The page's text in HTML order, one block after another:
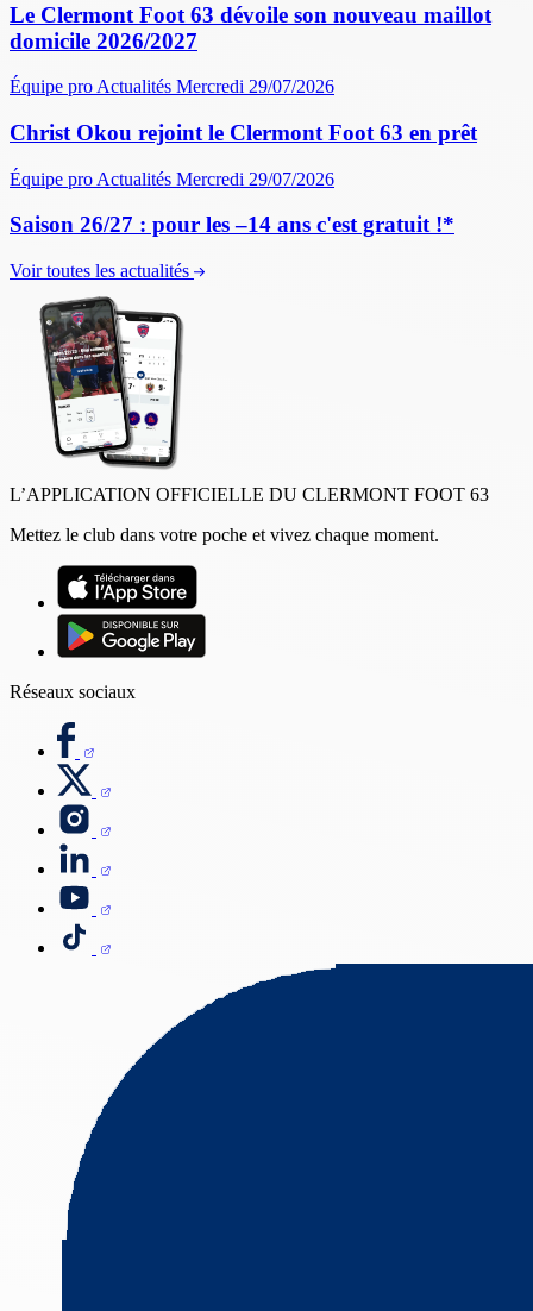
Le Clermont Foot 63 dévoile son nouveau maillot
domicile 2026/2027
Équipe pro Actualités Mercredi 29/07/2026
Christ Okou rejoint le Clermont Foot 63 en prêt
Équipe pro Actualités Mercredi 29/07/2026
Saison 26/27 : pour les –14 ans c'est gratuit !*
Voir toutes les actualités
L’APPLICATION OFFICIELLE DU CLERMONT FOOT 63
Mettez le club dans votre poche et vivez chaque moment.
Réseaux sociaux